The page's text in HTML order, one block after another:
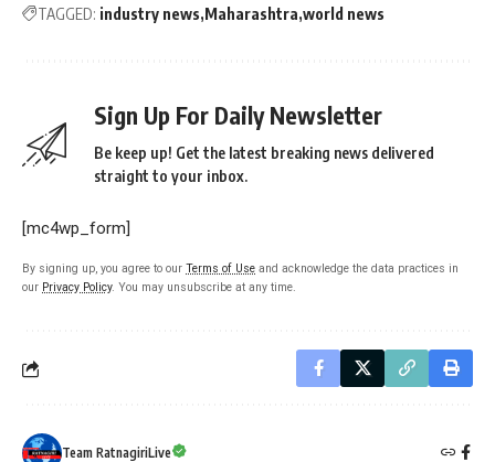
TAGGED: industry news Maharashtra world news
Sign Up For Daily Newsletter
Be keep up! Get the latest breaking news delivered
straight to your inbox.
[mc4wp_form]
By signing up, you agree to our Terms of Use and acknowledge the data practices in
our Privacy Policy. You may unsubscribe at any time.
Team RatnagiriLive